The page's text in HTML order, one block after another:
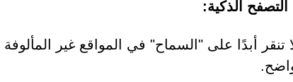
الذكية:
تنقر أبدًا على "السماح" في المواقع غير